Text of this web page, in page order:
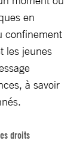
en
confinement
les jeunes
à savoir
droits